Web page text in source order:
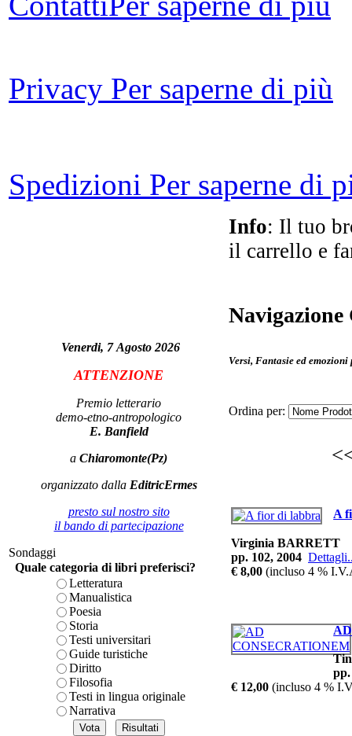
Privacy Per saperne di più
Spedizioni Per saperne di
Venerdi, 7 Agosto 2026
ATTENZIONE
Premio letterario
demo-etno-antropologico
E. Banfield
a Chiaromonte(Pz)
organizzato dalla EditricErmes
presto sul nostro sito
il bando di partecipazione
Sondaggi
Quale categoria di libri preferisci?
Letteratura
Manualistica
Poesia
Storia
Testi universitari
Guide turistiche
Diritto
Filosofia
Testi in lingua originale
Narrativa
Info: Il tuo
il carrello e
Navigazione
Versi, Fantasie ed
Ordina per:
A
Virginia BARRETT
pp. 102, 2004
€ 8,00 (incluso 4 %
pp.
€ 12,00 (incluso 4 %